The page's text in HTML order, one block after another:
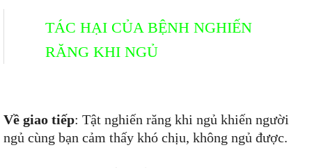
TÁC HẠI CỦA BỆNH NGHIẾN
RĂNG KHI NGỦ
Về giao tiếp: Tật nghiến răng khi ngủ khiến người
ngủ cùng bạn cảm thấy khó chịu, không ngủ được.